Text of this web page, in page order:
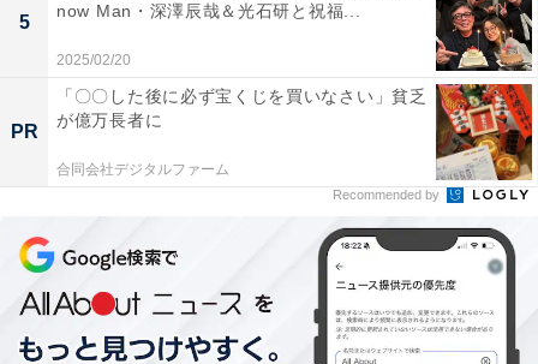
5
now Man・深澤辰哉＆光石研と祝福...
2025/02/20
PR
「〇〇した後に必ず宝くじを買いなさい」貧乏
が億万長者に
合同会社デジタルファーム
Recommended by